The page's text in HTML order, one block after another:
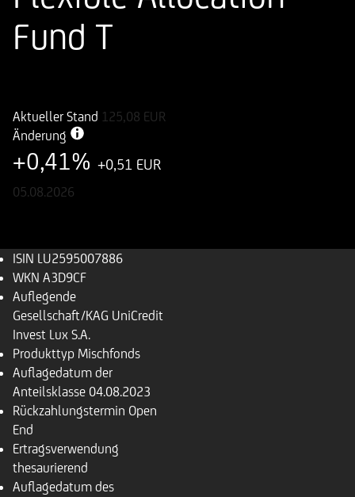
Fund T
Aktueller Stand 125,08 EUR
Änderung
+0,41% +0,51 EUR
05.08.2026
ISIN LU2595007886
WKN A3D9CF
Auflegende
Gesellschaft/KAG UniCredit
Invest Lux S.A.
Produkttyp Mischfonds
Auflagedatum der
Anteilsklasse 04.08.2023
Rückzahlungs­termin Open
End
Ertragsverwendung
thesaurierend
Auflagedatum des